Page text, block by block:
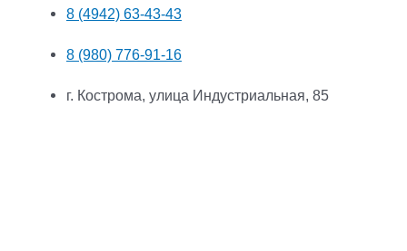
8 (4942) 63-43-43
8 (980) 776-91-16
г. Кострома, улица Индустриальная, 85